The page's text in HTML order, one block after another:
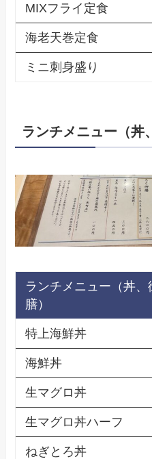
MIXフライ定食
海老天巻定食
ミニ刺身盛り
ランチメニュー（丼
ランチメニュー（丼、
膳）
特上海鮮丼
海鮮丼
生マグロ丼
生マグロ丼ハーフ
ねぎとろ丼